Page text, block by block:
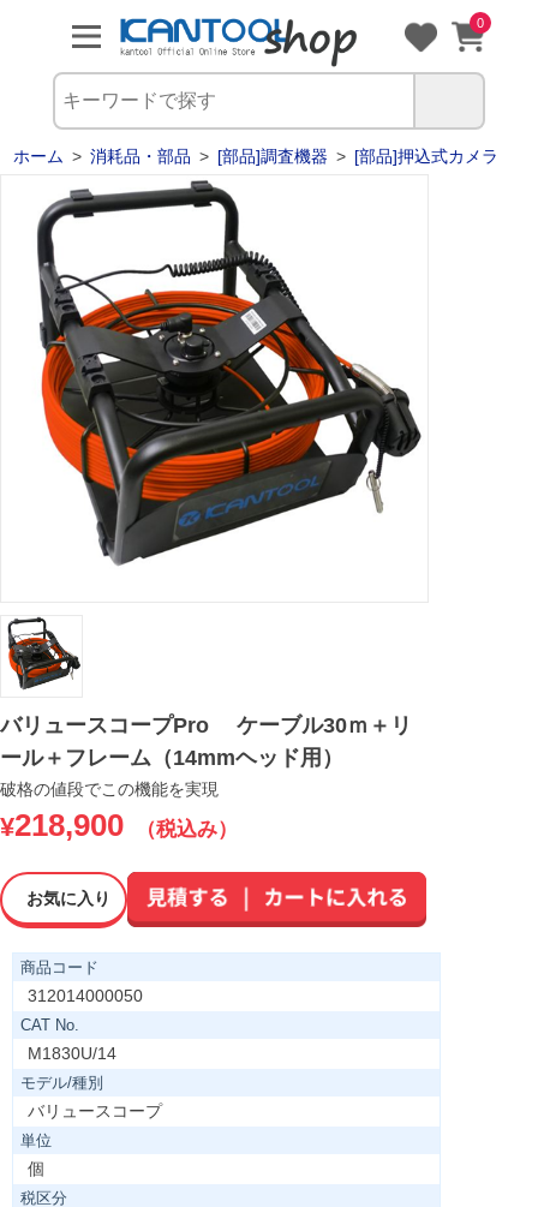
0
ホーム > 消耗品・部品 > [部品]調査機器 > [部品]押込式カメラ
バリュースコープPro ケーブル30ｍ＋リ
ール＋フレーム（14mmヘッド用）
破格の値段でこの機能を実現
¥218,900 （税込み）
お気に入り
商品コード
312014000050
CAT No.
M1830U/14
モデル/種別
バリュースコープ
単位
個
税区分